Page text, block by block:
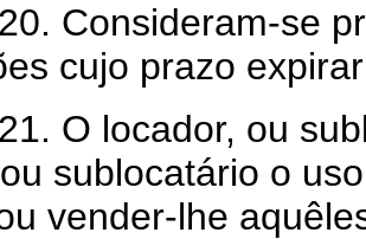
se
cujo prazo
locador, ou
sublocatário o
vender-lhe